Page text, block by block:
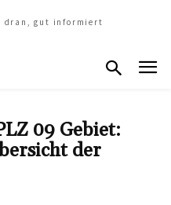
dran, gut informiert
09 Gebiet:
der